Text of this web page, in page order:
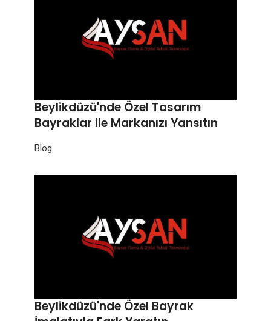
Beylikdüzü'nde Özel Tasarım
Bayraklar ile Markanızı Yansıtın
Blog
Beylikdüzü'nde Özel Bayrak